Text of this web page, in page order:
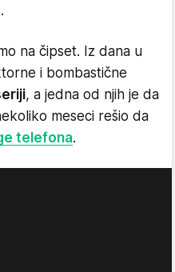
.
na čipset. Iz dana u
i bombastične
, a jedna od njih je da
meseci rešio da
telefona.